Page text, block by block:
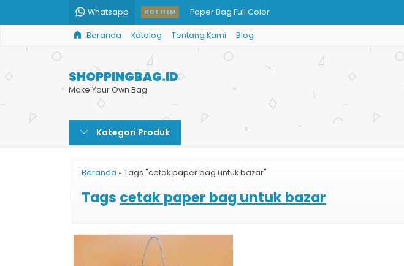
Whatsapp HOT ITEM Paper Bag Full Color
Paper Bag Jakarta
Paper Bag Baju Muslim
Tas Belanja Kain
Beranda Katalog Tentang Kami Blog
SHOPPINGBAG.ID
Make Your Own Bag
Kategori Produk
Beranda » Tags "cetak paper bag untuk bazar"
Tags cetak paper bag untuk bazar